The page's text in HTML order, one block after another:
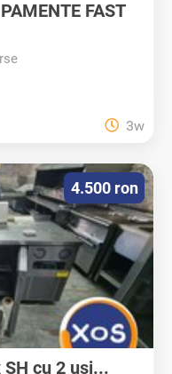
FAST
3w
cu 2 uși...
4.500 ron